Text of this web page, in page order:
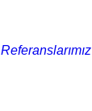
Referanslarımız